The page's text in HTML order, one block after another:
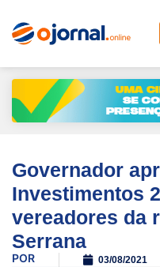
Governador
Investimentos
vereadores da
Serrana
POR 03/08/2021